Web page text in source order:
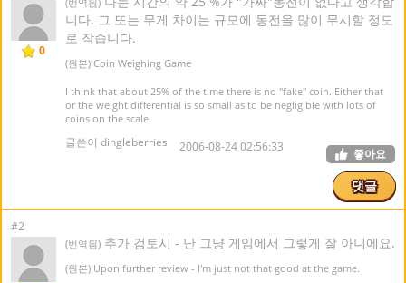
0
니다. 그 또는 무게 차이는 규모에 동전을 많이 무시할 정도
로 작습니다.
(원본) Coin Weighing Game
I think that about 25% of the time there is no "fake" coin. Either that
or the weight differential is so small as to be negligible with lots of
coins on the scale.
글쓴이 dingleberries 2006-08-24 02:56:33 좋아요
댓글
#2
(번역됨) 추가 검토시 - 난 그냥 게임에서 그렇게 잘 아니에요.
(원본) Upon further review - I'm just not that good at the game.